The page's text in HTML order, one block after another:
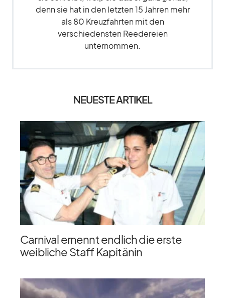
denn sie hat in den letzten 15 Jahren mehr
als 80 Kreuzfahrten mit den
verschiedensten Reedereien
unternommen.
NEUESTE ARTIKEL
Carnival ernennt endlich die erste
weibliche Staff Kapitänin